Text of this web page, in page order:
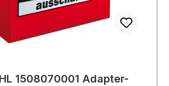
1508070001 Adapter-